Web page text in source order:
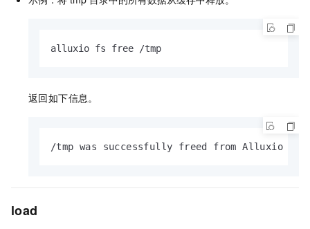
alluxio fs free /tmp
返回如下信息。
/tmp was successfully freed from Alluxio
load